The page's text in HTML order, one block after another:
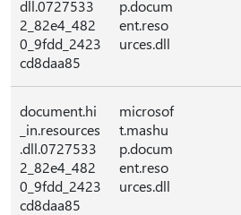
dll.0727533
2_82e4_482
0_9fdd_2423
cd8daa85
p.docum
ent.reso
urces.dll
document.hi
_in.resources
.dll.0727533
2_82e4_482
0_9fdd_2423
cd8daa85
microsof
t.mashu
p.docum
ent.reso
urces.dll